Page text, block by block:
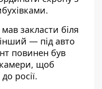
закласти біля
— під авто
повинен був
щоб
росії.